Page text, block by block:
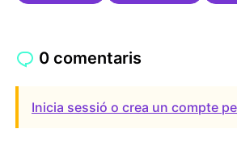
0 comentaris
Inicia sessió o crea un compte